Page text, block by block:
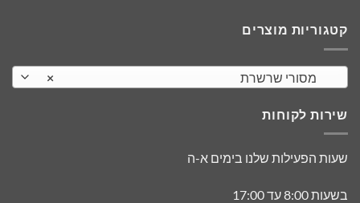
קטגוריות מוצרים
× מסורי שרשרת
שירות לקוחות
שעות הפעילות שלנו בימים א-ה
בשעות 8:00 עד 17:00